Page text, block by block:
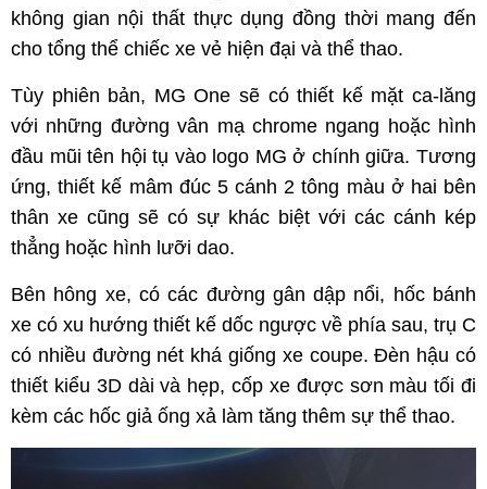
không gian nội thất thực dụng đồng thời mang đến
cho tổng thể chiếc xe vẻ hiện đại và thể thao.
Tùy phiên bản, MG One sẽ có thiết kế mặt ca-lăng
với những đường vân mạ chrome ngang hoặc hình
đầu mũi tên hội tụ vào logo MG ở chính giữa. Tương
ứng, thiết kế mâm đúc 5 cánh 2 tông màu ở hai bên
thân xe cũng sẽ có sự khác biệt với các cánh kép
thẳng hoặc hình lưỡi dao.
Bên hông xe, có các đường gân dập nổi, hốc bánh
xe có xu hướng thiết kế dốc ngược về phía sau, trụ C
có nhiều đường nét khá giống xe coupe. Đèn hậu có
thiết kiểu 3D dài và hẹp, cốp xe được sơn màu tối đi
kèm các hốc giả ống xả làm tăng thêm sự thể thao.